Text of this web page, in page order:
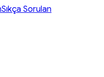
Sıkça Sorulan